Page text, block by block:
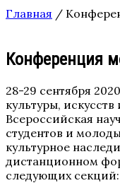
Главная /
Конференция
28-29 сентября
культуры,
Всероссийская
студентов и
культурное
дистанционном
следующих секций: